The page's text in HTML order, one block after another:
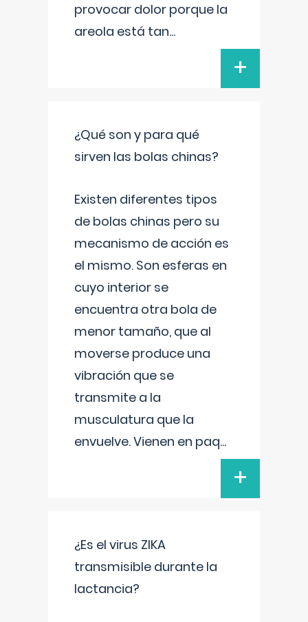
provocar dolor porque la
areola está tan...
+
¿Qué son y para qué
sirven las bolas chinas?
Existen diferentes tipos
de bolas chinas pero su
mecanismo de acción es
el mismo. Son esferas en
cuyo interior se
encuentra otra bola de
menor tamaño, que al
moverse produce una
vibración que se
transmite a la
musculatura que la
envuelve. Vienen en paq...
+
¿Es el virus ZIKA
transmisible durante la
lactancia?